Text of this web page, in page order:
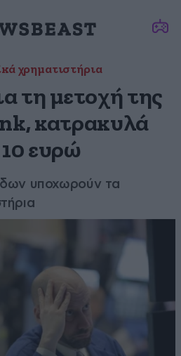
χρηματιστήρια
τη μετοχή της
κατρακυλά
ευρώ
υποχωρούν τα